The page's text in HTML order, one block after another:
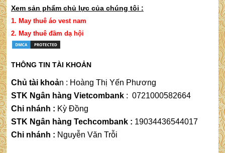
Xem sản phẩm chủ lực của chúng tôi :
1. May thuê áo vest nam
2. May thuê đầm dạ hội
THÔNG TIN TÀI KHOẢN
Chủ tài khoản : Hoàng Thị Yến Phương
STK Ngân hàng Vietcombank: 0721000582664
Chi nhánh : Kỳ Đồng
STK Ngân hàng Techcombank : 19034436544017
Chi nhánh : Nguyễn Văn Trỗi